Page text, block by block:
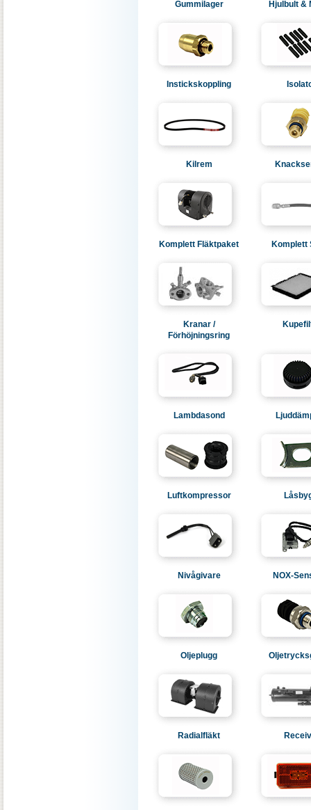
Gummilager Hjulbult &
Instickskoppling
Kilrem
Komplett Fläktpaket Komplett
Kranar /
Förhöjningsring
Lambdasond
Luftkompressor
Nivågivare NOX-
Oljeplugg
Radialfläkt